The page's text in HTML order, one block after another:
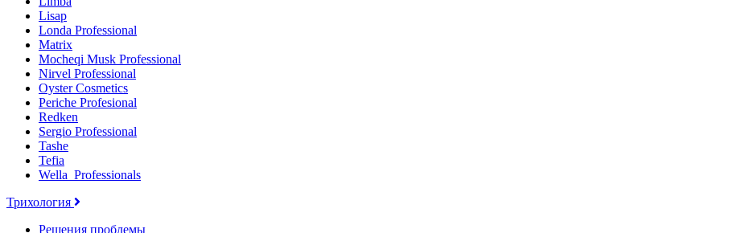
Lisap
Londa Professional
Matrix
Mocheqi Musk Professional
Nirvel Professional
Oyster Cosmetics
Periche Profesional
Redken
Sergio Professional
Tashe
Tefia
Wella_Professionals
Трихология
Решения проблемы